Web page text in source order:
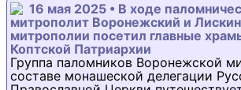
16 мая 2025 • В ходе
митрополит Воронежский и
митрополии посетил главные
Коптской Патриархии
Группа паломников Воронежской
составе монашеской делегации